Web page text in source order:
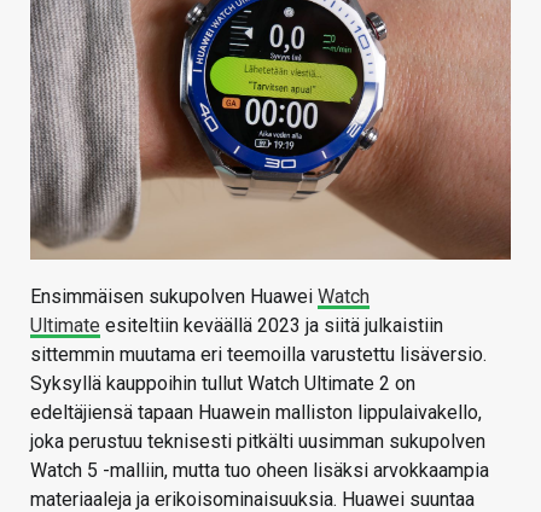
HAKU
Ensimmäisen sukupolven Huawei Watch
Ultimate esiteltiin keväällä 2023 ja siitä julkaistiin
sittemmin muutama eri teemoilla varustettu lisäversio.
Syksyllä kauppoihin tullut Watch Ultimate 2 on
edeltäjiensä tapaan Huawein malliston lippulaivakello,
joka perustuu teknisesti pitkälti uusimman sukupolven
Watch 5 -malliin, mutta tuo oheen lisäksi arvokkaampia
materiaaleja ja erikoisominaisuuksia. Huawei suuntaa